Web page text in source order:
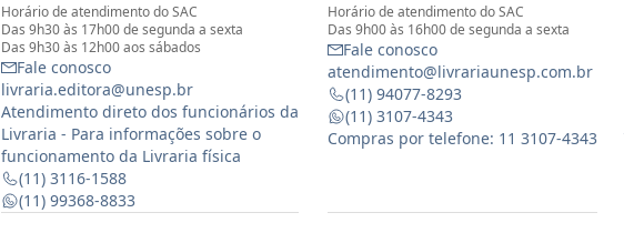
Horário de atendimento do SAC
Das 9h30 às 17h00 de segunda a sexta
Das 9h30 às 12h00 aos sábados
Fale conosco
livraria.editora@unesp.br
Atendimento direto dos funcionários da
Livraria - Para informações sobre o
funcionamento da Livraria física
(11) 3116-1588
(11) 99368-8833
Horário de atendimento do SAC
Das 9h00 às 16h00 de segunda a sexta
Fale conosco
atendimento@livrariaunesp.com.br
(11) 94077-8293
(11) 3107-4343
Compras por telefone: 11 3107-4343